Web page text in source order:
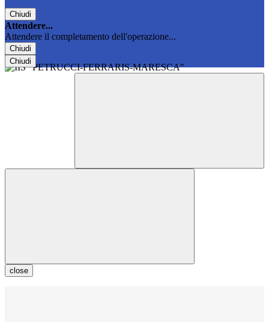
Chiudi
Attendere...
Attendere il completamento dell'operazione...
Chiudi
Chiudi
close